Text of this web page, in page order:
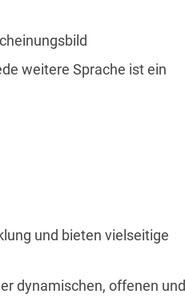
weitere Sprache ist ein
und bieten vielseitige
dynamischen, offenen und